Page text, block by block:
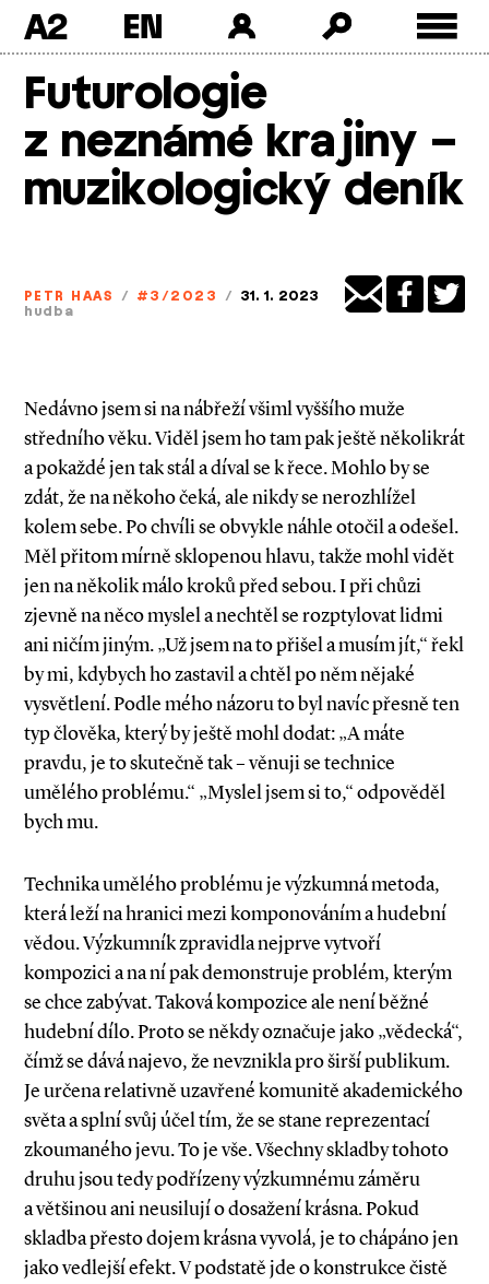
A2
Futurologie
z neznámé krajiny –
muzikologický deník
PETR HAAS / #3/2023 / 31. 1. 2023
hudba
Nedávno jsem si na nábřeží všiml vyššího muže
středního věku. Viděl jsem ho tam pak ještě několikrát
a pokaždé jen tak stál a díval se k řece. Mohlo by se
zdát, že na někoho čeká, ale nikdy se nerozhlížel
kolem sebe. Po chvíli se obvykle náhle otočil a odešel.
Měl přitom mírně sklopenou hlavu, takže mohl vidět
jen na několik málo kroků před sebou. I při chůzi
zjevně na něco myslel a nechtěl se rozptylovat lidmi
ani ničím jiným. „Už jsem na to přišel a musím jít,“ řekl
by mi, kdybych ho zastavil a chtěl po něm nějaké
vysvětlení. Podle mého názoru to byl navíc přesně ten
typ člověka, který by ještě mohl dodat: „A máte
pravdu, je to skutečně tak – věnuji se technice
umělého problému.“ „Myslel jsem si to,“ odpověděl
bych mu.
Technika umělého problému je výzkumná metoda,
která leží na hranici mezi komponováním a hudební
vědou. Výzkumník zpravidla nejprve vytvoří
kompozici a na ní pak demonstruje problém, kterým
se chce zabývat. Taková kompozice ale není běžné
hudební dílo. Proto se někdy označuje jako „vědecká“,
čímž se dává najevo, že nevznikla pro širší publikum.
Je určena relativně uzavřené komunitě akademického
světa a splní svůj účel tím, že se stane reprezentací
zkoumaného jevu. To je vše. Všechny skladby tohoto
druhu jsou tedy podřízeny výzkumnému záměru
a většinou ani neusilují o dosažení krásna. Pokud
skladba přesto dojem krásna vyvolá, je to chápáno jen
jako vedlejší efekt. V podstatě jde o konstrukce čistě